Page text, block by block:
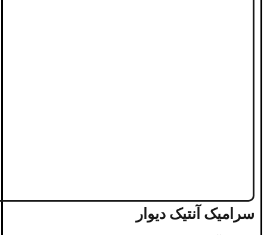
سرامیک آنتیک دیوار